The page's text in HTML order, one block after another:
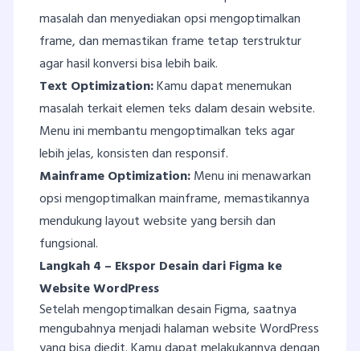
masalah dan menyediakan opsi mengoptimalkan
frame, dan memastikan frame tetap terstruktur
agar hasil konversi bisa lebih baik.
Text Optimization:Kamu dapat menemukan
masalah terkait elemen teks dalam desain website.
Menu ini membantu mengoptimalkan teks agar
lebih jelas, konsisten dan responsif.
Mainframe Optimization:Menu ini menawarkan
opsi mengoptimalkan mainframe, memastikannya
mendukung layout website yang bersih dan
fungsional.
Langkah 4 – Ekspor Desain dari Figma ke
Website WordPress
Setelah mengoptimalkan desain Figma, saatnya
mengubahnya menjadi halaman website WordPress